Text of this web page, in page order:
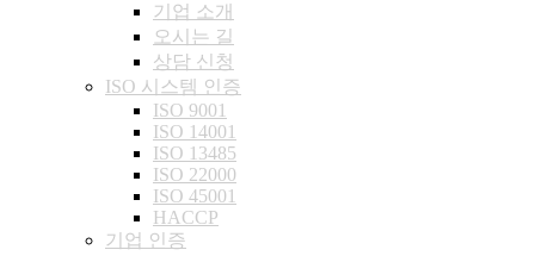
기업 소개
오시는 길
상담 신청
ISO 시스템 인 증
ISO 9001
ISO 14001
ISO 13485
ISO 22000
ISO 45001
HACCP
기업 인증